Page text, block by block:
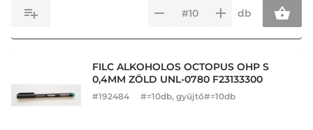
db
FILC ALKOHOLOS OCTOPUS OHP S
0,4MM ZÖLD UNL-0780 F23133300
#192484 #=10db, gyűjtő#=10db